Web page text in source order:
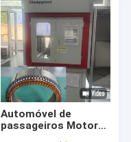
Automóvel de
passageiros Motor